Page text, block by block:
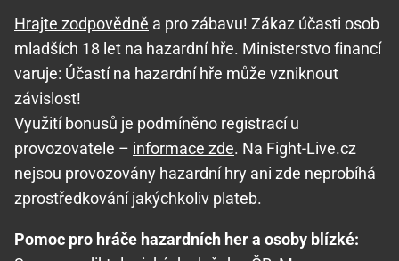
Hrajte zodpovědně a pro zábavu! Zákaz účasti osob
mladších 18 let na hazardní hře. Ministerstvo financí
varuje: Účastí na hazardní hře může vzniknout
závislost!
Využití bonusů je podmíněno registrací u
provozovatele – informace zde. Na Fight-Live.cz
nejsou provozovány hazardní hry ani zde neprobíhá
zprostředkování jakýchkoliv plateb.
Pomoc pro hráče hazardních her a osoby blízké: